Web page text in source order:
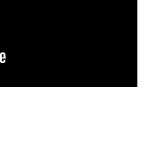
befant seg I
ettermæle kan du
dag i dag, som